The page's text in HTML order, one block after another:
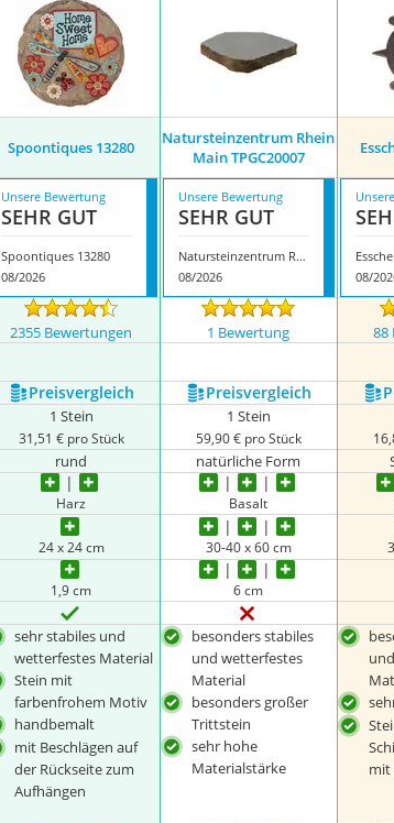
Spoontiques 13280
‎Natursteinzentrum Rhein
Main ‎TPGC20007
Unsere Bewertung
SEHR GUT
Spoontiques 13280
08/2026
Unsere Bewertung
SEHR GUT
‎Natursteinzentrum Rhein Main ‎TPGC20007
08/2026
08/
2355 Bewertungen 1 Bewertung 88
Preis­vergleich Preis­vergleich
1 Stein
31,51 € pro Stück
1 Stein
59,90 € pro Stück
rund natürliche Form
Harz Basalt
24 x 24 cm 30-40 x 60 cm
1,9 cm 6 cm
sehr stabiles und
wetterfestes Material
Stein mit
farbenfrohem Motiv
handbemalt
mit Beschlägen auf
der Rückseite zum
Aufhängen
besonders stabiles
und wetterfestes
Material
besonders großer
Trittstein
sehr hohe
Materialstärke
mit